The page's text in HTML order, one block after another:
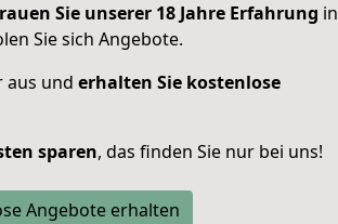
Sie unserer 18 Jahre Erfahrung in
Sie sich Angebote.
aus und erhalten Sie kostenlose
sparen, das finden Sie nur bei uns!
Angebote erhalten